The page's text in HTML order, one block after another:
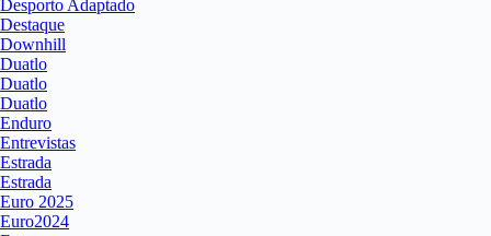
Desporto Adaptado
Destaque
Downhill
Duatlo
Duatlo
Duatlo
Enduro
Entrevistas
Estrada
Estrada
Euro 2025
Euro2024